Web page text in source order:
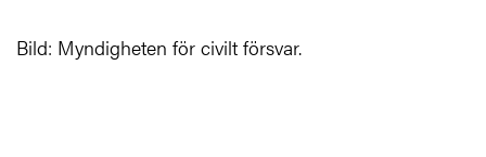
Bild: Myndigheten för civilt försvar.